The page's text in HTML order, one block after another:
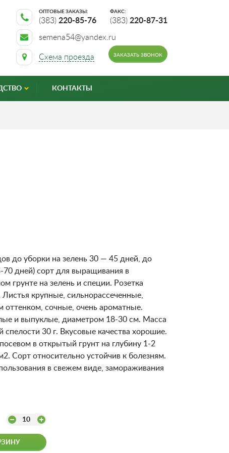
Схема проезда
semena54@yandex.ru
ОПТОВЫЕ ЗАКАЗЫ:
(383) 220-85-76
ФАКС:
(383) 220-87-31
ЗАКАЗАТЬ ЗВОНОК
КОНТАКТЫ
до уборки на зелень 30 — 45 дней, до
дней) сорт для выращивания в
грунте на зелень и специи. Розетка
Листья крупные, сильнорассеченные,
оттенком, сочные, очень ароматные.
и выпуклые, диаметром 18-30 см. Масса
спелости 30 г. Вкусовые качества хорошие.
в открытый грунт на глубину 1-2
Сорт относительно устойчив к болезням.
в свежем виде, замораживания
10